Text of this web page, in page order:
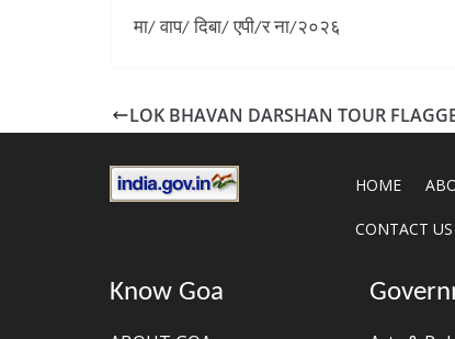
मा/ वाप/ दिबा/ एपी/र ना/२०२६
LOK BHAVAN DARSHAN TOUR
HOME
CONTACT US
Know Goa